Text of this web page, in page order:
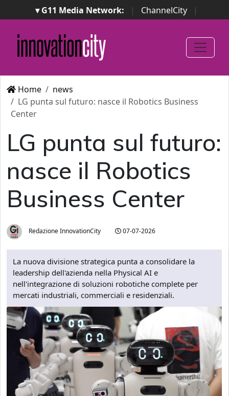
▾ G11 Media Network: | ChannelCity
|
ImpresaCity | SecurityOpenLab | Italian Channel
Awards
Italian Project Awards
Italian Security
Awards
Home
news
LG punta sul futuro: nasce il Robotics Business
Center
LG punta sul futuro:
nasce il Robotics
Business Center
Redazione InnovationCity 07-07-2026
La nuova divisione strategica punta a consolidare la
leadership dell'azienda nella Physical AI e
nell'integrazione di soluzioni robotiche complete per
mercati industriali, commerciali e residenziali.